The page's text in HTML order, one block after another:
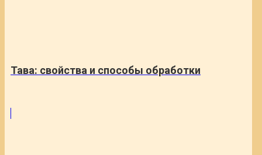
Тава: свойства и способы обработки